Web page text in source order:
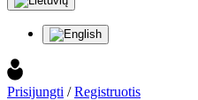
Prisijungti / Registruotis